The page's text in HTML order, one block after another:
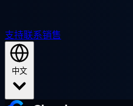
支持联系销售
中文